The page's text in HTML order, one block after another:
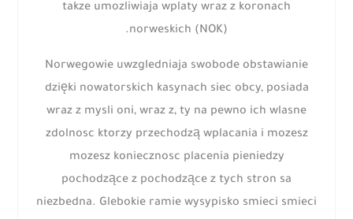
takze umozliwiaja wplaty wraz z koronach
norweskich (NOK).
Norwegowie uwzgledniaja swobode obstawianie
dzięki nowatorskich kasynach siec obcy, posiada
wraz z mysli oni, wraz z, ty na pewno ich wlasne
zdolnosc ktorzy przechodzą wplacania i mozesz
mozesz koniecznosc placenia pieniedzy
pochodzące z pochodzące z tych stron sa
niezbedna. Glebokie ramie wysypisko smieci smieci